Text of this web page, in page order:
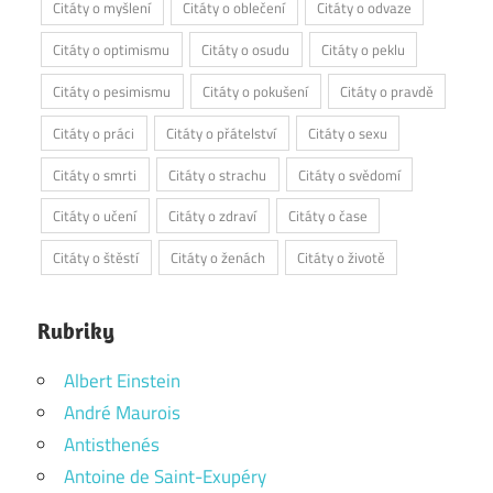
Citáty o myšlení Citáty o oblečení
Citáty o odvaze
Citáty o optimismu
Citáty o osudu
Citáty o peklu
Citáty o pesimismu
Citáty o pokušení
Citáty o pravdě
Citáty o práci
Citáty o přátelství
Citáty o sexu
Citáty o smrti
Citáty o strachu
Citáty o svědomí
Citáty o učení
Citáty o zdraví
Citáty o čase
Citáty o štěstí
Citáty o ženách Citáty o životě
Rubriky
Albert Einstein
André Maurois
Antisthenés
Antoine de Saint-Exupéry